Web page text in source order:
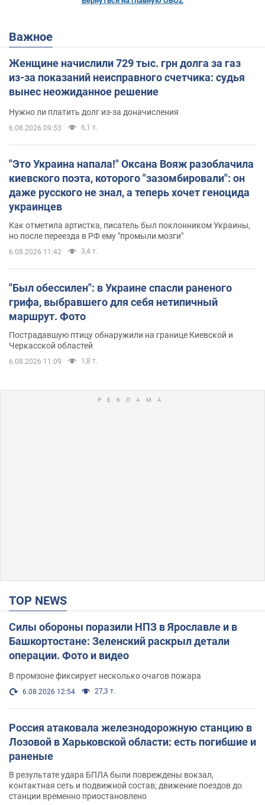
Важное
Женщине начислили 729 тыс. грн долга за газ
из-за показаний неисправного счетчика: судья
вынес неожиданное решение
Нужно ли платить долг из-за доначисления
6.08.2026 09:53 6,1 т.
"Это Украина напала!" Оксана Вояж разоблачила
киевского поэта, которого "зазомбировали": он
даже русского не знал, а теперь хочет геноцида
украинцев
Как отметила артистка, писатель был поклонником Украины,
но после переезда в РФ ему "промыли мозги"
6.08.2026 11:42 3,4 т.
"Был обессилен": в Украине спасли раненого
грифа, выбравшего для себя нетипичный
маршрут. Фото
Пострадавшую птицу обнаружили на границе Киевской и
Черкасской областей
6.08.2026 11:09 1,8 т.
TOP NEWS
Силы обороны поразили НПЗ в Ярославле и в
Башкортостане: Зеленский раскрыл детали
операции. Фото и видео
В промзоне фиксирует несколько очагов пожара
6.08.2026 12:54 27,3 т.
Россия атаковала железнодорожную станцию в
Лозовой в Харьковской области: есть погибшие и
раненые
В результате удара БПЛА были повреждены вокзал,
контактная сеть и подвижной состав; движение поездов до
станции временно приостановлено